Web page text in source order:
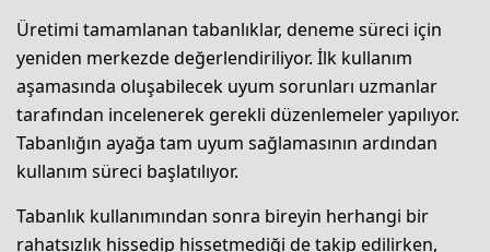
Üretimi tamamlanan tabanlıklar, deneme süreci için
yeniden merkezde değerlendiriliyor. İlk kullanım
aşamasında oluşabilecek uyum sorunları uzmanlar
tarafından incelenerek gerekli düzenlemeler yapılıyor.
Tabanlığın ayağa tam uyum sağlamasının ardından
kullanım süreci başlatılıyor.
Tabanlık kullanımından sonra bireyin herhangi bir
rahatsızlık hissedip hissetmediği de takip edilirken,